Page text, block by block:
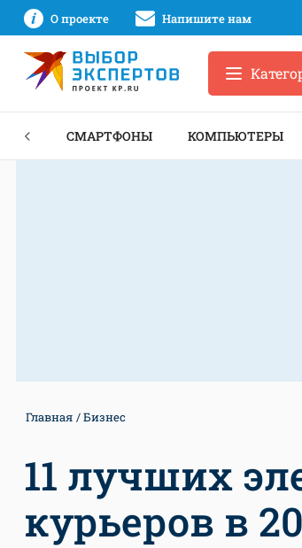
О проекте Напишите нам
СМАРТФОНЫ КОМПЬЮТЕРЫ
Главная Бизнес
11 лучших
курьеров в